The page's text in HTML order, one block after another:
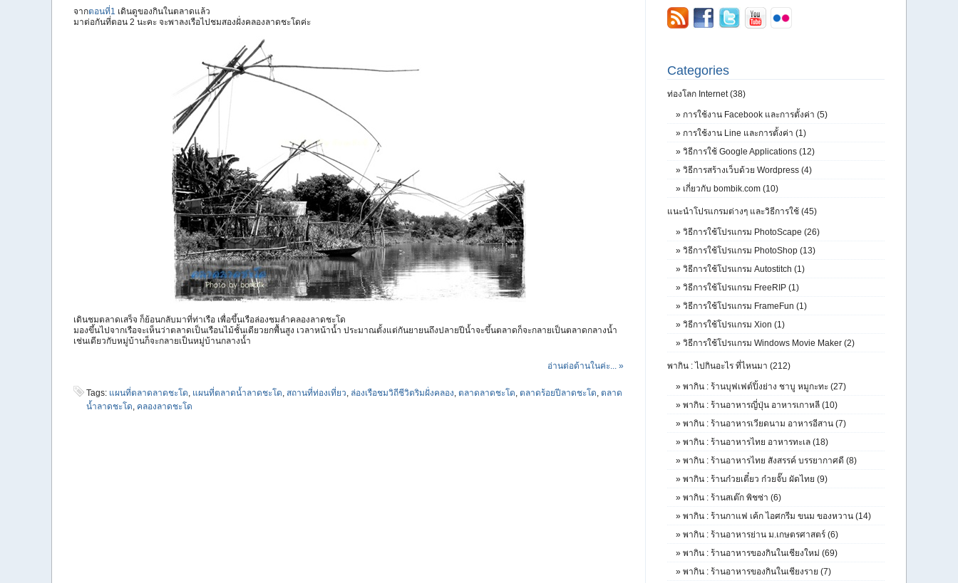
จากตอนที่1 เดินดูของกินในตลาดแล้ว
มาต่อกันที่ตอน 2 นะคะ จะพาลงเรือไปชมสองฝั่งคลองลาดชะโดค่ะ
เดินชมตลาดเสร็จ ก็ย้อนกลับมาที่ท่าเรือ เพื่อขึ้นเรือล่องชมลำคลองลาดชะโด
มองขึ้นไปจากเรือจะเห็นว่าตลาดเป็นเรือนไม้ชั้นเดียวยกพื้นสูง เวลาหน้าน้ำ ประมาณตั้งแต่กันยายนถึงปลายปีน้ำจะขึ้นตลาดก็จะกลายเป็นตลาดกลางน้ำ
เช่นเดียวกับหมู่บ้านก็จะกลายเป็นหมู่บ้านกลางน้ำ
อ่านต่อด้านในค่ะ... »
Tags: แผนที่ตลาดลาดชะโด, แผนที่ตลาดน้ำลาดชะโด, สถานที่ท่องเที่ยว, ล่องเรือชมวิถีชีวิตริมฝั่งคลอง, ตลาดลาดชะโด, ตลาดร้อยปีลาดชะโด, ตลาด
น้ำลาดชะโด, คลองลาดชะโด
Categories
ท่องโลก Internet (38)
» การใช้งาน Facebook และการตั้งค่า (5)
» การใช้งาน Line และการตั้งค่า (1)
» วิธีการใช้ Google Applications (12)
» วิธีการสร้างเว็บด้วย Wordpress (4)
» เกี่ยวกับ bombik.com (10)
แนะนำโปรแกรมต่างๆ และวิธีการใช้ (45)
» วิธีการใช้โปรแกรม PhotoScape (26)
» วิธีการใช้โปรแกรม PhotoShop (13)
» วิธีการใช้โปรแกรม Autostitch (1)
» วิธีการใช้โปรแกรม FreeRIP (1)
» วิธีการใช้โปรแกรม FrameFun (1)
» วิธีการใช้โปรแกรม Xion (1)
» วิธีการใช้โปรแกรม Windows Movie Maker (2)
พากิน : ไปกินอะไร ที่ไหนมา (212)
» พากิน : ร้านบุฟเฟต์ปิ้งย่าง ชาบู หมูกะทะ (27)
» พากิน : ร้านอาหารญี่ปุ่น อาหารเกาหลี (10)
» พากิน : ร้านอาหารเวียดนาม อาหารอีสาน (7)
» พากิน : ร้านอาหารไทย อาหารทะเล (18)
» พากิน : ร้านอาหารไทย สังสรรค์ บรรยากาศดี (8)
» พากิน : ร้านก๋วยเตี๋ยว ก๋วยจั๊บ ผัดไทย (9)
» พากิน : ร้านสเต๊ก พิชซ่า (6)
» พากิน : ร้านกาแฟ เค้ก ไอศกรีม ขนม ของหวาน (14)
» พากิน : ร้านอาหารย่าน ม.เกษตรศาสตร์ (6)
» พากิน : ร้านอาหารของกินในเชียงใหม่ (69)
» พากิน : ร้านอาหารของกินในเชียงราย (7)